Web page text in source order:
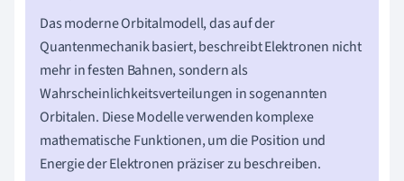
Das moderne Orbitalmodell, das auf der
Quantenmechanik basiert, beschreibt Elektronen nicht
mehr in festen Bahnen, sondern als
Wahrscheinlichkeitsverteilungen in sogenannten
Orbitalen. Diese Modelle verwenden komplexe
mathematische Funktionen, um die Position und
Energie der Elektronen präziser zu beschreiben.